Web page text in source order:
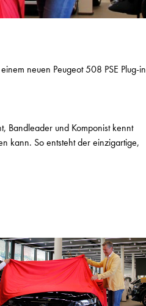
neuen Peugeot 508 PSE Plug-in
Bandleader und Komponist kennt
kann. So entsteht der einzigartige,